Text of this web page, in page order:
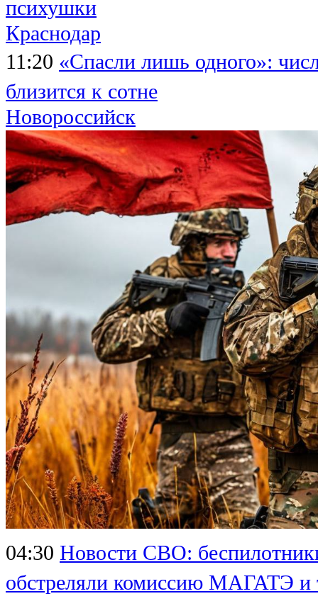
психушки
Краснодар
11:20 «Спасли лишь одного»:
близится к сотне
Новороссийск
04:30 Новости СВО:
обстреляли комиссию МАГАТЭ и